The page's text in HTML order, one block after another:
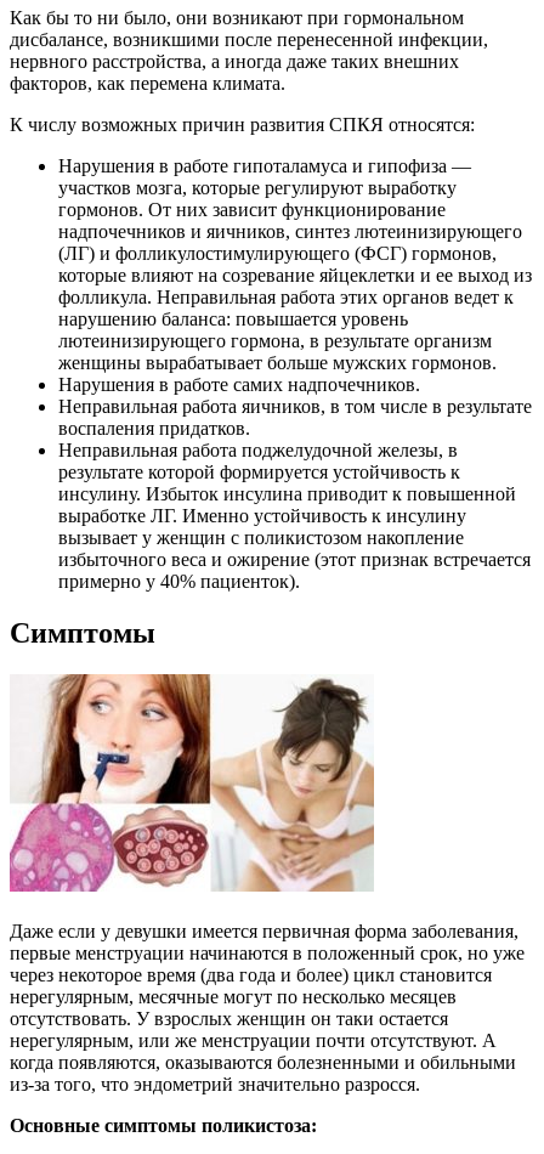
Как бы то ни было, они возникают при гормональном
дисбалансе, возникшими после перенесенной инфекции,
нервного расстройства, а иногда даже таких внешних
факторов, как перемена климата.
К числу возможных причин развития СПКЯ относятся:
Нарушения в работе гипоталамуса и гипофиза —
участков мозга, которые регулируют выработку
гормонов. От них зависит функционирование
надпочечников и яичников, синтез лютеинизирующего
(ЛГ) и фолликулостимулирующего (ФСГ) гормонов,
которые влияют на созревание яйцеклетки и ее выход из
фолликула. Неправильная работа этих органов ведет к
нарушению баланса: повышается уровень
лютеинизирующего гормона, в результате организм
женщины вырабатывает больше мужских гормонов.
Нарушения в работе самих надпочечников.
Неправильная работа яичников, в том числе в результате
воспаления придатков.
Неправильная работа поджелудочной железы, в
результате которой формируется устойчивость к
инсулину. Избыток инсулина приводит к повышенной
выработке ЛГ. Именно устойчивость к инсулину
вызывает у женщин с поликистозом накопление
избыточного веса и ожирение (этот признак встречается
примерно у 40% пациенток).
Симптомы
Даже если у девушки имеется первичная форма заболевания,
первые менструации начинаются в положенный срок, но уже
через некоторое время (два года и более) цикл становится
нерегулярным, месячные могут по несколько месяцев
отсутствовать. У взрослых женщин он таки остается
нерегулярным, или же менструации почти отсутствуют. А
когда появляются, оказываются болезненными и обильными
из-за того, что эндометрий значительно разросся.
Основные симптомы поликистоза: